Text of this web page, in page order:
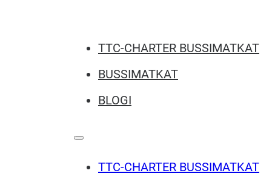
TTC-CHARTER BUSSIMATKAT
BUSSIMATKAT
BLOGI
TTC-CHARTER BUSSIMATKAT